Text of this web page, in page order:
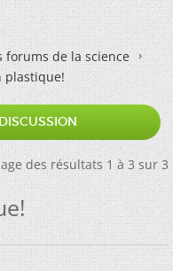
forums de la science
plastique!
des résultats 1 à 3 sur 3